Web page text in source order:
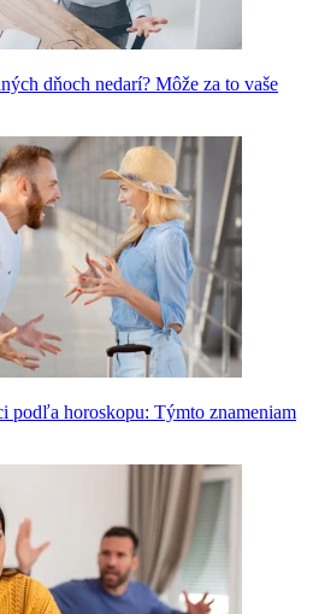
dňoch nedarí? Môže za to vaše
podľa horoskopu: Týmto znameniam